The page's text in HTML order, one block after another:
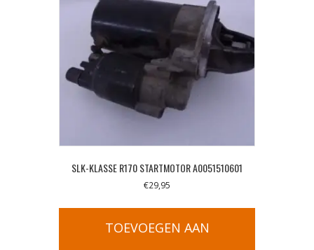
SLK-KLASSE R170 STARTMOTOR A0051510601
€29,95
TOEVOEGEN AAN